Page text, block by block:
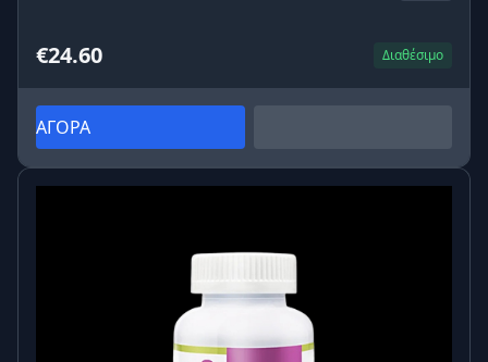
€24.60 Διαθέσιμο
ΑΓΟΡΑ